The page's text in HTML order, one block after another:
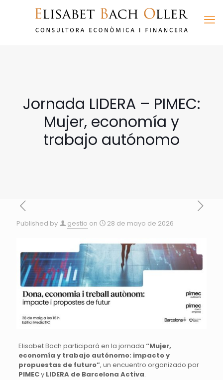
Jornada LIDERA – PIMEC:
Mujer, economía y
trabajo autónomo
Published by gestio on 28 de mayo de 2026
Elisabet Bach participará en la jornada “Mujer,
economía y trabajo autónomo: impacto y
propuestas de futuro”, un encuentro organizado por
PIMECy LIDERA de Barcelona Activa.